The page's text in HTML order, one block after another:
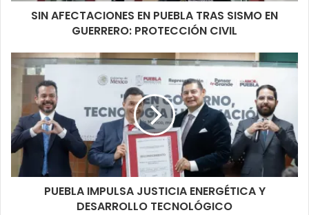
SIN AFECTACIONES EN PUEBLA TRAS SISMO EN
GUERRERO: PROTECCIÓN CIVIL
PUEBLA IMPULSA JUSTICIA ENERGÉTICA Y
DESARROLLO TECNOLÓGICO